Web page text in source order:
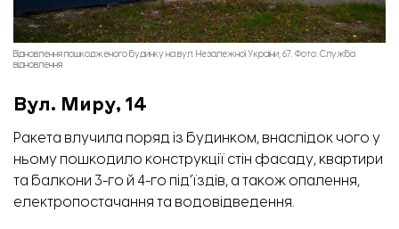
Відновлення пошкодженого будинку на вул. Незалежної України, 67. Фото: Служба
відновлення
Вул. Миру, 14
Ракета влучила поряд із будинком, внаслідок чого у
ньому пошкодило конструкції стін фасаду, квартири
та балкони 3-го й 4-го під’їздів, а також опалення,
електропостачання та водовідведення.